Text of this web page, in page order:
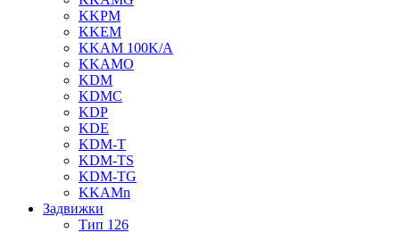
KKPM
KKEM
KKAM 100K/A
KKAMO
KDM
KDMC
KDP
KDE
KDM-T
KDM-TS
KDM-TG
KKAMn
Задвижки
Тип 126